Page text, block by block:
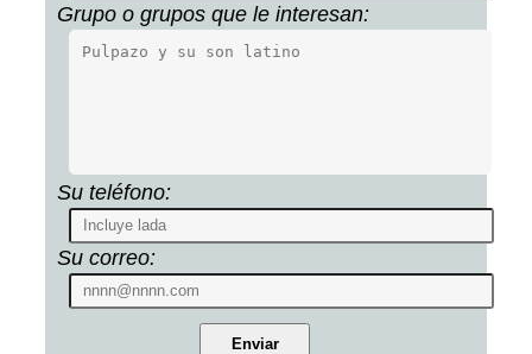
Grupo o grupos que le interesan:
Su teléfono:
Su correo: